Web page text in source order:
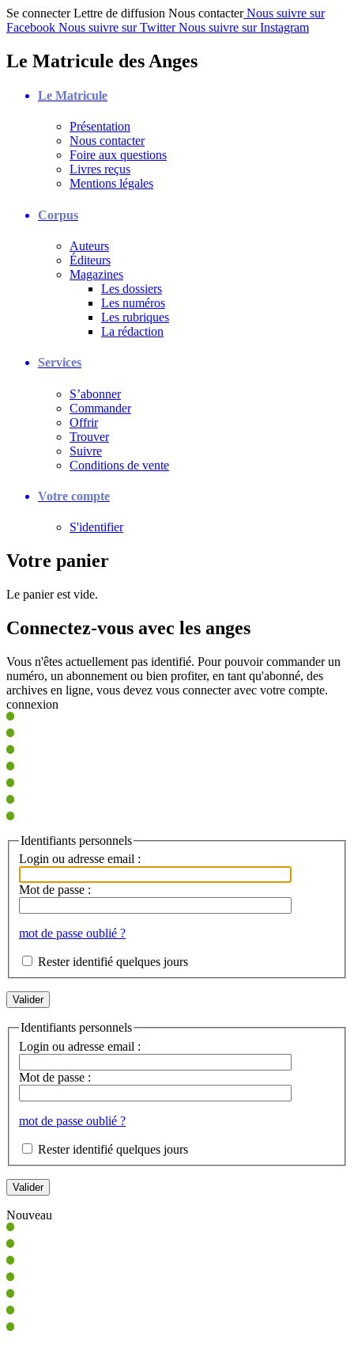
Se connecter Lettre de diffusion Nous contacter Nous suivre sur
Facebook Nous suivre sur Twitter Nous suivre sur Instagram
Le Matricule des Anges
Le Matricule
Présentation
Nous contacter
Foire aux questions
Livres reçus
Mentions légales
Corpus
Auteurs
Éditeurs
Magazines
Les dossiers
Les numéros
Les rubriques
La rédaction
Services
S’abonner
Commander
Offrir
Trouver
Suivre
Conditions de vente
Votre compte
S'identifier
Votre panier
Le panier est vide.
Connectez-vous avec les anges
Vous n'êtes actuellement pas identifié. Pour pouvoir commander un
numéro, un abonnement ou bien profiter, en tant qu'abonné, des
archives en ligne, vous devez vous connecter avec votre compte.
connexion
Identifiants personnels
Login ou adresse email :
Mot de passe :
mot de passe oublié ?
Rester identifié quelques jours
Identifiants personnels
Login ou adresse email :
Mot de passe :
mot de passe oublié ?
Rester identifié quelques jours
Nouveau